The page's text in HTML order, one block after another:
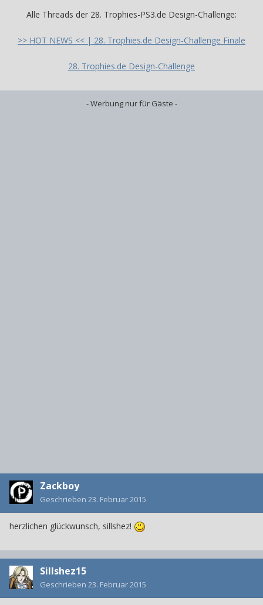
Alle Threads der 28. Trophies-PS3.de Design-Challenge:
>> HOT NEWS << | 28. Trophies.de Design-Challenge Finale
28. Trophies.de Design-Challenge
- Werbung nur für Gäste -
Zackboy
Geschrieben 23. Februar 2015
herzlichen glückwunsch, sillshez!
Sillshez15
Geschrieben 23. Februar 2015